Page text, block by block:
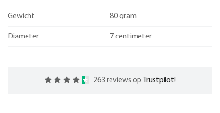
Gewicht 80 gram
Diameter 7 centimeter
263 reviews op Trustpilot!